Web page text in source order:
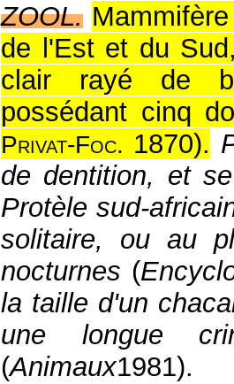
ZOOL.
de l'Est et du
clair rayé de
possédant cinq
Privat-Foc. 1870).
de dentition, et
Protèle sud-
solitaire, ou au
nocturnes (
la taille d'un
une longue
(Animaux1981).